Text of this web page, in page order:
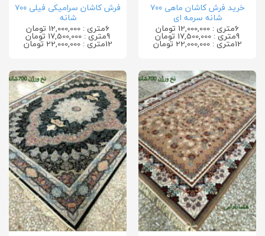
خرید فرش کاشان ماهی ۷۰۰
شانه سرمه ای
6متری : 12,000,000 تومان
9متری : 17,500,000 تومان
12متری : 22,000,000 تومان
فرش کاشان سرامیکی فیلی ۷۰۰
شانه
6متری : 12,000,000 تومان
9متری : 17,500,000 تومان
12متری : 22,000,000 تومان